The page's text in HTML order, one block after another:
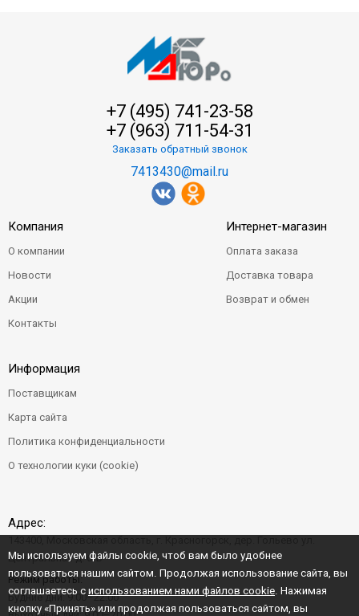
+7 (495) 741-23-58
+7 (963) 711-54-31
Заказать обратный звонок
7413430@mail.ru
Компания
О компании
Новости
Акции
Контакты
Интернет-магазин
Оплата заказа
Доставка товара
Возврат и обмен
Информация
Поставщикам
Карта сайта
Политика конфиденциальности
О технологии куки (cookie)
Адрес:
Центральная д. 6"Б"
Режим работы:
Будние дни: 9:00–22:00
Мы используем файлы cookie, чтоб вам было удобнее
пользоваться нашим сайтом. Продолжая использование сайта, вы
соглашаетесь с использованием нами файлов cookie . Нажимая
кнопку «Принять» или продолжая пользоваться сайтом, вы